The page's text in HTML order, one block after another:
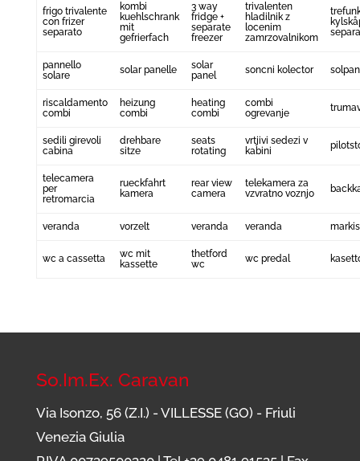
frigo trivalente
con frizer
separato
kombi
kuehlschrank
mit
gefrierfach
3 way
fridge +
separate
freezer
trivalenten
hladilnik z
locenim
zamrzovalnikom
pannello
solare
solar panelle
solar
panel
soncni kolector
riscaldamento
combi
heizung
combi
heating
combi
combi
ogrevanje
sedili girevoli
cabina
drehbare
sitze
seats
rotating
vrtjivi sedezi v
kabini
telecamera
per
retromarcia
rueckfahrt
kamera
rear view
camera
telekamera za
vzvratno voznjo
veranda vorzelt veranda veranda markis
wc a cassetta
wc mit
kassette
thetford
wc
wc predal
So.Im.Ex. Caravan
Via Isonzo, 56 (Z.I.) - VILLESSE (GO) - Friuli
Venezia Giulia